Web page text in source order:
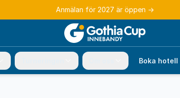
Anmälan för 2027 är öppen →
Boka hotell